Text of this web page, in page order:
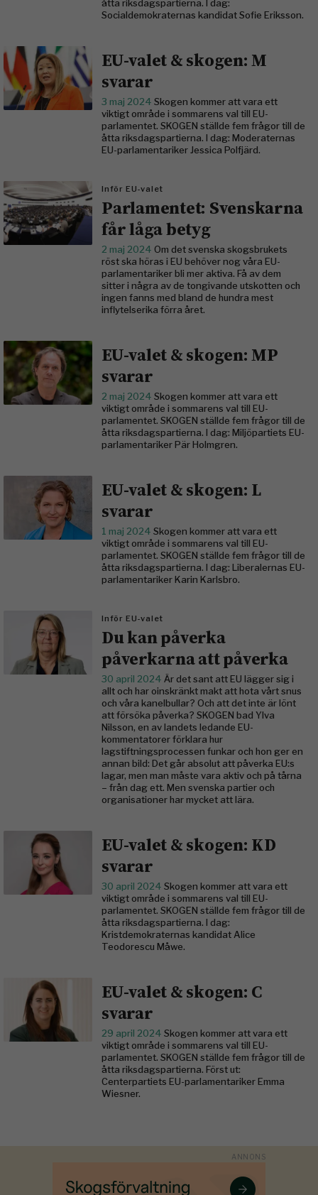
åtta riksdagspartierna. I dag:
Socialdemokraternas kandidat Sofie Eriksson.
EU-valet & skogen: M
svarar
3 maj 2024 Skogen kommer att vara ett
viktigt område i sommarens val till EU-
parlamentet. SKOGEN ställde fem frågor till de
åtta riksdagspartierna. I dag: Moderaternas
EU-parlamentariker Jessica Polfjärd.
Inför EU-valet
Parlamentet: Svenskarna
får låga betyg
2 maj 2024 Om det svenska skogsbrukets
röst ska höras i EU behöver nog våra EU-
parlamentariker bli mer aktiva. Få av dem
sitter i några av de tongivande utskotten och
ingen fanns med bland de hundra mest
inflytelserika förra året.
EU-valet & skogen: MP
svarar
2 maj 2024 Skogen kommer att vara ett
viktigt område i sommarens val till EU-
parlamentet. SKOGEN ställde fem frågor till de
åtta riksdagspartierna. I dag: Miljöpartiets EU-
parlamentariker Pär Holmgren.
EU-valet & skogen: L
svarar
1 maj 2024 Skogen kommer att vara ett
viktigt område i sommarens val till EU-
parlamentet. SKOGEN ställde fem frågor till de
åtta riksdagspartierna. I dag: Liberalernas EU-
parlamentariker Karin Karlsbro.
Inför EU-valet
Du kan påverka
påverkarna att påverka
30 april 2024 Är det sant att EU lägger sig i
allt och har oinskränkt makt att hota vårt snus
och våra kanelbullar? Och att det inte är lönt
att försöka påverka? SKOGEN bad Ylva
Nilsson, en av landets ledande EU-
kommentatorer förklara hur
lagstiftningsprocessen funkar och hon ger en
annan bild: Det går absolut att påverka EU:s
lagar, men man måste vara aktiv och på tårna
– från dag ett. Men svenska partier och
organisationer har mycket att lära.
EU-valet & skogen: KD
svarar
30 april 2024 Skogen kommer att vara ett
viktigt område i sommarens val till EU-
parlamentet. SKOGEN ställde fem frågor till de
åtta riksdagspartierna. I dag:
Kristdemokraternas kandidat Alice
Teodorescu Måwe.
EU-valet & skogen: C
svarar
29 april 2024 Skogen kommer att vara ett
viktigt område i sommarens val till EU-
parlamentet. SKOGEN ställde fem frågor till de
åtta riksdagspartierna. Först ut:
Centerpartiets EU-parlamentariker Emma
Wiesner.